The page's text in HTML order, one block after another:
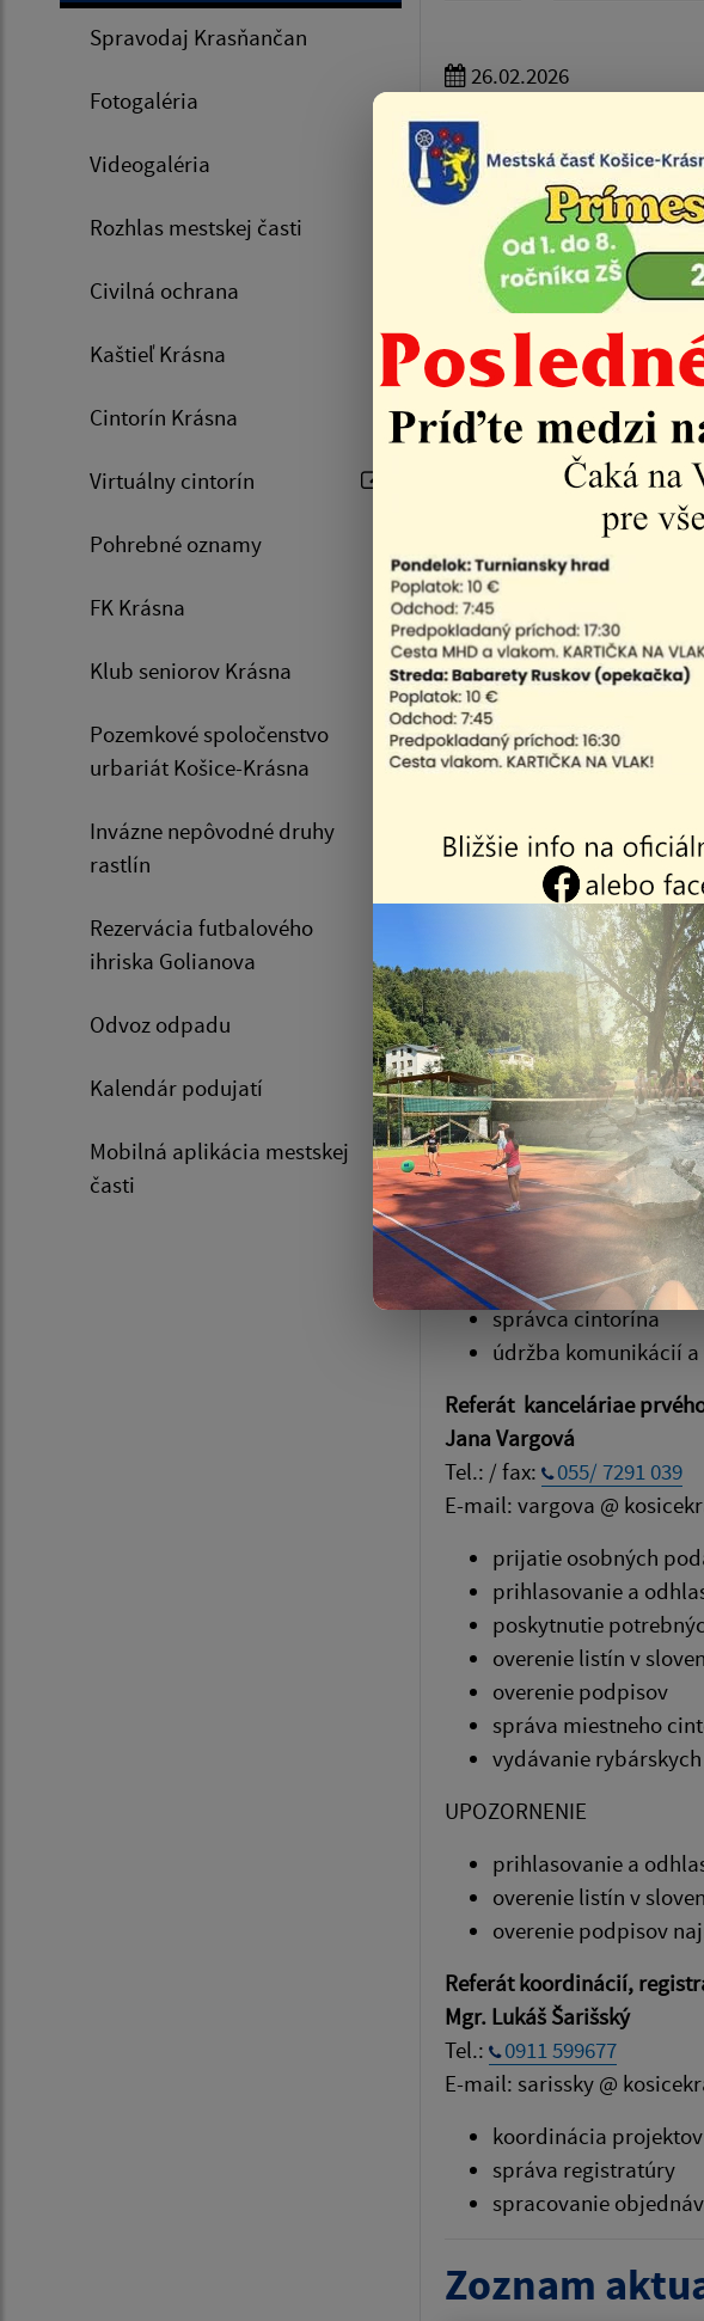
Spravodaj Krasňančan
Fotogaléria
Videogaléria
Rozhlas mestskej časti
Civilná ochrana
Kaštieľ Krásna
Cintorín Krásna
Virtuálny cintorín
Pohrebné oznamy
FK Krásna
Klub seniorov Krásna
Pozemkové spoločenstvo
urbariát Košice-Krásna
Invázne nepôvodné druhy
rastlín
Rezervácia futbalového
ihriska Golianova
Odvoz odpadu
Kalendár podujatí
Mobilná aplikácia mestskej
časti
26.02.2026
* Pre korektné doručenie
medzery pred a po
spamu na tieto adresy z
generovanie spamu).
Prednostka miestneho
Ing. Gabriela Šimonovičová
E-mail: simonovicova @
Tel.: 0918 333 787
Hlavný kontrolór
JUDr. Svetlana Pavlíková
E-mail: kontrolor @
Sekretariátu starostu,
Mgr. Denisa Ferková
Tel. / fax : 055/6852 874
E.mail: ferkova @
E-mail: sekretariat @
organizácia práce
masmediálna
Referát výstavby a civilnej
Ing. Alena Burinská
055/7299 740/
E-mail: burinska @
zastupuje mestskú
stavebného konania
v rámci kompetencií
poriadok
zabezpečuje údržbu
prijímanie ohlásenia
Správa cintorína a údržby
Mikuláš Cúr
správca cintorína
údržba komunikácií
Referát kanceláriae
Jana Vargová
Tel.: / fax:
055/ 7291 039
E-mail: vargova @
prijatie osobných
prihlasovanie a
poskytnutie
overenie listín v
overenie podpisov
správa miestneho
vydávanie
UPOZORNENIE
prihlasovanie a
overenie listín v
overenie podpisov
Referát koordinácií,
Mgr. Lukáš Šarišský
Tel.:
0911 599677
E-mail: sarissky @
koordinácia projektov
správa registratúry
spracovanie
Zoznam